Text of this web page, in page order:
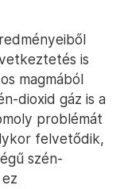
is
magmából
dioxid gáz is a
problémát
felvetődik,
szén-